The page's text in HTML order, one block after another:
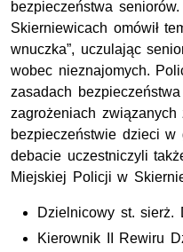
bezpieczeństwa
Skierniewicach omówił
wnuczka”, uczulając
wobec nieznajomych.
zasadach
zagrożeniach
bezpieczeństwie dzieci w
debacie uczestniczyli
Miejskiej Policji w
Dzielnicowy st. sierż.
Kierownik II Rewiru